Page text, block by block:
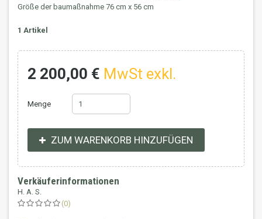
Größe der baumaßnahme 76 cm x 56 cm
1 Artikel
2 200,00 € MwSt exkl.
Menge
ZUM WARENKORB HINZUFÜGEN
Verkäuferinformationen
H. A. S.
(0)